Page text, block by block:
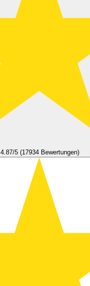
4.87/5 (17934 Bewertungen)